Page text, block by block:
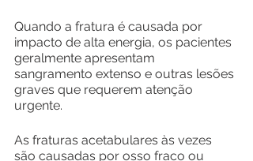
Quando a fratura é causada por
impacto de alta energia, os pacientes
geralmente apresentam
sangramento extenso e outras lesões
graves que requerem atenção
urgente.
As fraturas acetabulares às vezes
são causadas por osso fraco ou